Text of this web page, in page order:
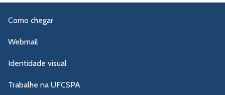
Como chegar
Webmail
Identidade visual
Trabalhe na UFCSPA